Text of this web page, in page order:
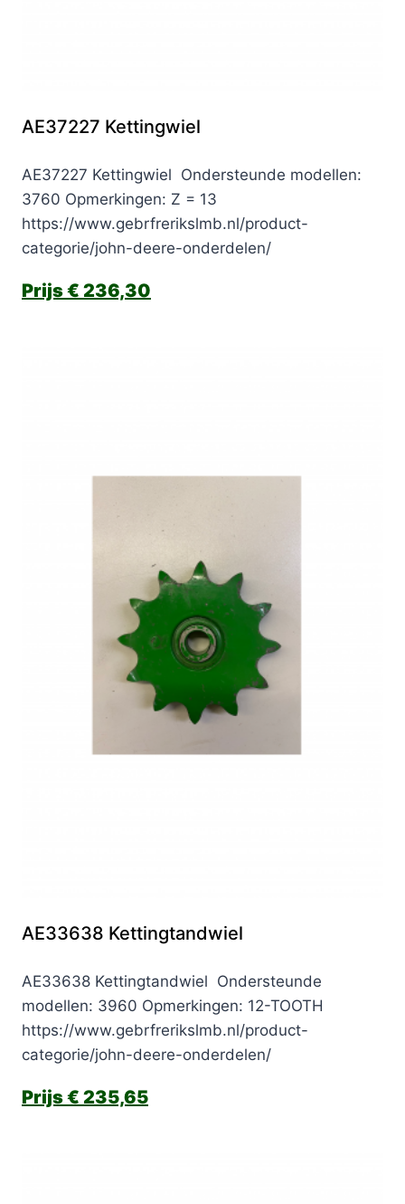
AE37227 Kettingwiel
AE37227 Kettingwiel Ondersteunde modellen:
3760 Opmerkingen: Z = 13
https://www.gebrfrerikslmb.nl/product-
categorie/john-deere-onderdelen/
€ 236,30
AE33638 Kettingtandwiel
AE33638 Kettingtandwiel Ondersteunde
modellen: 3960 Opmerkingen: 12-TOOTH
https://www.gebrfrerikslmb.nl/product-
categorie/john-deere-onderdelen/
€ 235,65